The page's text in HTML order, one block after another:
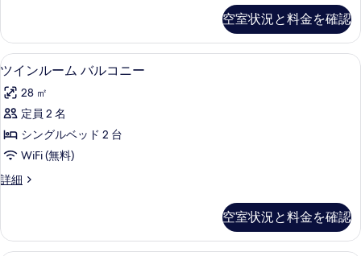
て
の
写
真
を
表
示
す
細
べ
て
の
写
真
を
表
示
ー
ム
の
細
空室状況と料金を確認
ツ
イ
ン
ル
ー
ム
バ
コ
ニ
セーフティボックス (室内)、デスク
13
ツインルーム バルコニー
28 ㎡
定員 2 名
シングルベッド 2 台
WiFi (無料)
詳細
ツ
ー
ム
空室状況と料金を確認